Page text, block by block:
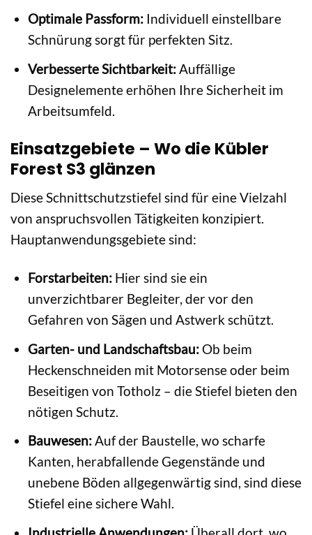
Optimale Passform:Individuell einstellbare
Schnürung sorgt für perfekten Sitz.
Verbesserte Sichtbarkeit:Auffällige
Designelemente erhöhen Ihre Sicherheit im
Arbeitsumfeld.
Einsatzgebiete – Wo die Kübler
Forest S3 glänzen
Diese Schnittschutzstiefel sind für eine Vielzahl
von anspruchsvollen Tätigkeiten konzipiert.
Hauptanwendungsgebiete sind:
Forstarbeiten:Hier sind sie ein
unverzichtbarer Begleiter, der vor den
Gefahren von Sägen und Astwerk schützt.
Garten- und Landschaftsbau:Ob beim
Heckenschneiden mit Motorsense oder beim
Beseitigen von Totholz – die Stiefel bieten den
nötigen Schutz.
Bauwesen:Auf der Baustelle, wo scharfe
Kanten, herabfallende Gegenstände und
unebene Böden allgegenwärtig sind, sind diese
Stiefel eine sichere Wahl.